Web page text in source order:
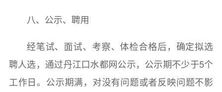
八、公示、聘用
经笔试、面试、考察、体检合格后，确定拟选
聘人选，通过丹江口水都网公示，公示期不少于5个
工作日。公示期满，对没有问题或者反映问题不影